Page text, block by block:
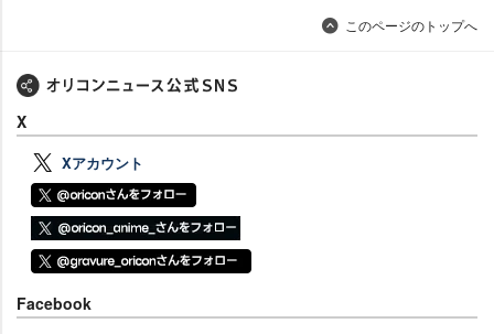
このページのトップへ
X
Xアカウント
Facebook